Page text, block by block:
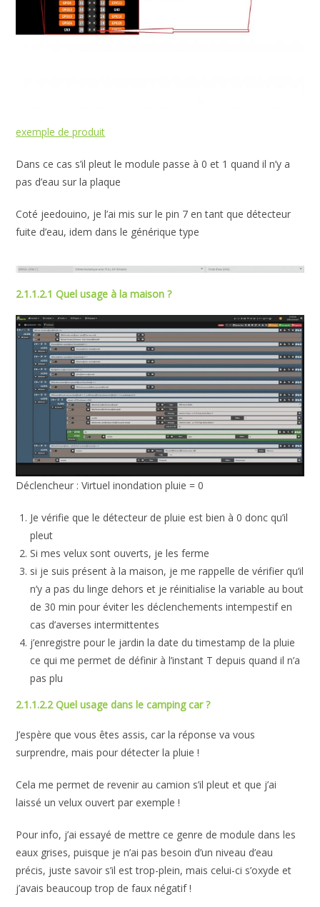
exemple de produit
Dans ce cas s’il pleut le module passe à 0 et 1 quand il n’y a
pas d’eau sur la plaque
Coté jeedouino, je l’ai mis sur le pin 7 en tant que détecteur
fuite d’eau, idem dans le générique type
2.1.1.2.1 Quel usage à la maison ?
Déclencheur : Virtuel inondation pluie = 0
Je vérifie que le détecteur de pluie est bien à 0 donc qu’il
pleut
Si mes velux sont ouverts, je les ferme
si je suis présent à la maison, je me rappelle de vérifier qu’il
n’y a pas du linge dehors et je réinitialise la variable au bout
de 30 min pour éviter les déclenchements intempestif en
cas d’averses intermittentes
j’enregistre pour le jardin la date du timestamp de la pluie
ce qui me permet de définir à l’instant T depuis quand il n’a
pas plu
2.1.1.2.2 Quel usage dans le camping car ?
J’espère que vous êtes assis, car la réponse va vous
surprendre, mais pour détecter la pluie !
Cela me permet de revenir au camion s’il pleut et que j’ai
laissé un velux ouvert par exemple !
Pour info, j’ai essayé de mettre ce genre de module dans les
eaux grises, puisque je n’ai pas besoin d’un niveau d’eau
précis, juste savoir s’il est trop-plein, mais celui-ci s’oxyde et
j’avais beaucoup trop de faux négatif !